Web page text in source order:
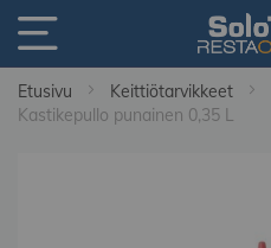
Etusivu Keittiötarvikkeet
Kastikepullo punainen 0,35 L